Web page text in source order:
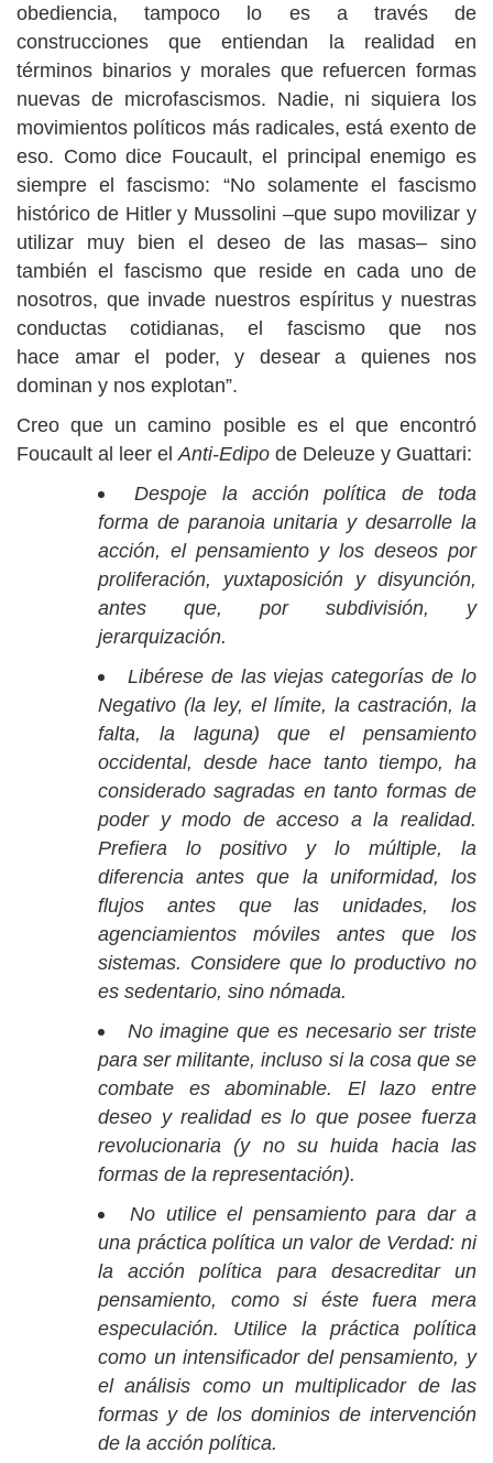
obediencia, tampoco lo es a través de
construcciones que entiendan la realidad en
términos binarios y morales que refuercen formas
nuevas de microfascismos. Nadie, ni siquiera los
movimientos políticos más radicales, está exento de
eso. Como dice Foucault, el principal enemigo es
siempre el fascismo: “No solamente el fascismo
histórico de Hitler y Mussolini –que supo movilizar y
utilizar muy bien el deseo de las masas– sino
también el fascismo que reside en cada uno de
nosotros, que invade nuestros espíritus y nuestras
conductas cotidianas, el fascismo que nos
hace amar el poder, y desear a quienes nos
dominan y nos explotan”.
Creo que un camino posible es el que encontró
Foucault al leer el Anti-Edipo de Deleuze y Guattari:
Despoje la acción política de toda
forma de paranoia unitaria y desarrolle la
acción, el pensamiento y los deseos por
proliferación, yuxtaposición y disyunción,
antes que, por subdivisión, y
jerarquización.
Libérese de las viejas categorías de lo
Negativo (la ley, el límite, la castración, la
falta, la laguna) que el pensamiento
occidental, desde hace tanto tiempo, ha
considerado sagradas en tanto formas de
poder y modo de acceso a la realidad.
Prefiera lo positivo y lo múltiple, la
diferencia antes que la uniformidad, los
flujos antes que las unidades, los
agenciamientos móviles antes que los
sistemas. Considere que lo productivo no
es sedentario, sino nómada.
No imagine que es necesario ser triste
para ser militante, incluso si la cosa que se
combate es abominable. El lazo entre
deseo y realidad es lo que posee fuerza
revolucionaria (y no su huida hacia las
formas de la representación).
No utilice el pensamiento para dar a
una práctica política un valor de Verdad: ni
la acción política para desacreditar un
pensamiento, como si éste fuera mera
especulación. Utilice la práctica política
como un intensificador del pensamiento, y
el análisis como un multiplicador de las
formas y de los dominios de intervención
de la acción política.